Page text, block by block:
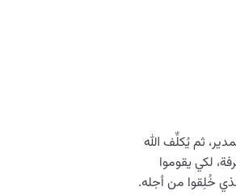
ثم يُكلِّف الله
لكي يقوموا
خُلِقوا من أجله.